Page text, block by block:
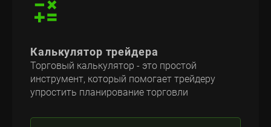
Калькулятор трейдера
Торговый калькулятор - это простой
инструмент, который помогает трейдеру
упростить планирование торговли